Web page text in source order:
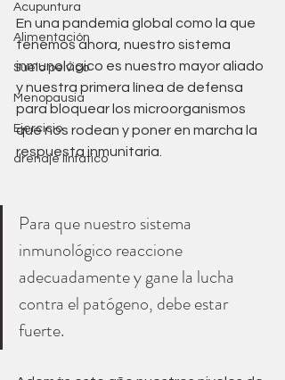
Acupuntura
Alimentación
Suelo pelvico
Menopausia
Ejercicio
drenaje linfatico
En una pandemia global como la que
tenemos ahora, nuestro sistema
inmunológico es nuestro mayor aliado
y nuestra primera línea de defensa
para bloquear los microorganismos
que nos rodean y poner en marcha la
respuesta inmunitaria.
Para que nuestro sistema
inmunológico reaccione
adecuadamente y gane la lucha
contra el patógeno, debe estar
fuerte.